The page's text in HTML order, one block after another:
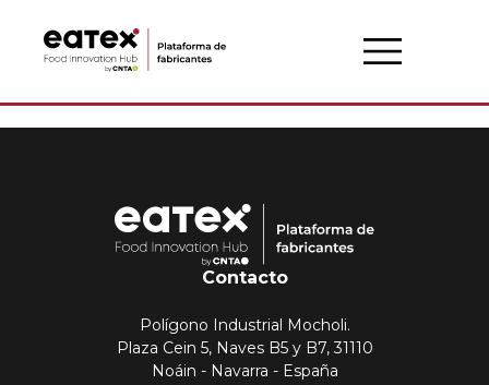
Contacto
Polígono Industrial Mocholi.
Plaza Cein 5, Naves B5 y B7, 31110
Noáin - Navarra - España